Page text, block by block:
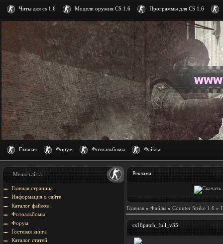
Читы для cs 1.6 Модели оружия CS 1.6 Программы для CS 1.6
Главная Форум Фотоальбомы Файлы
Меню сайта
Главная страница
Информация о сайте
Каталог файлов
Фотоальбомы
Форум
Гостевая книга
Каталог статей
Реклама
Главная » Файлы » Counter Strike 1.6 »
cs16patch_full_v35